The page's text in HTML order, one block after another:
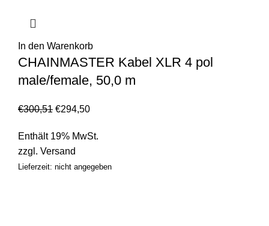
In den Warenkorb
CHAINMASTER Kabel XLR 4 pol
male/female, 50,0 m
€300,51 €294,50
Enthält 19% MwSt.
zzgl. Versand
Lieferzeit: nicht angegeben